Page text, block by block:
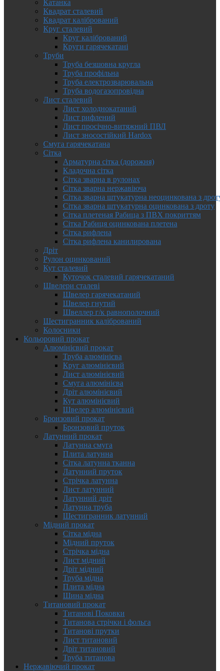
Катанка
Квадрат сталевий
Квадрат калібрований
Круг сталевий
Круг калібрований
Круги гарячекатані
Труби
Труба безшовна кругла
Труба профільна
Труба електрозварювальна
Труба водогазопровідна
Лист сталевий
Лист холоднокатаний
Лист рифлений
Лист просічно-витяжний ПВЛ
Лист зносостійкий Hardox
Смуга гарячекатана
Сітка
Арматурна сітка (дорожня)
Кладочна сітка
Сітка зварна в рулонах
Сітка зварна нержавіюча
Сітка зварна штукатурна неоцинкована з
Сітка зварна штукатурна оцинкована з дроту
Сітка плетеная Рабица з ПВХ покриттям
Сітка Рабиця оцинкована плетена
Сітка рифлена
Сітка рифлена канилирована
Дріт
Рулон оцинкований
Кут сталевий
Куточок сталевий гарячекатаний
Швелери сталеві
Швелер гарячекатаний
Швелер гнутий
Швеллер г/к равнополочний
Шестигранник калібрований
Колосники
Кольоровий прокат
Алюмінієвий прокат
Труба алюмінієва
Круг алюмінієвий
Лист алюмінієвий
Смуга алюмінієва
Дріт алюмінієвий
Кут алюмінієвий
Швелер алюмінієвий
Бронзовий прокат
Бронзовий пруток
Латунний прокат
Латунна смуга
Плита латунна
Сітка латунна тканна
Латунний пруток
Стрічка латунна
Лист латунний
Латунний дріт
Латунна труба
Шестигранник латунний
Мідний прокат
Сітка мідна
Мідний пруток
Стрічка мідна
Лист мідний
Дріт мідний
Труба мідна
Плита мідна
Шина мідна
Титановий прокат
Титанові Поковки
Титанова стрічки і фольга
Титанові прутки
Лист титановий
Дріт титановий
Труба титанова
Нержавіючий прокат